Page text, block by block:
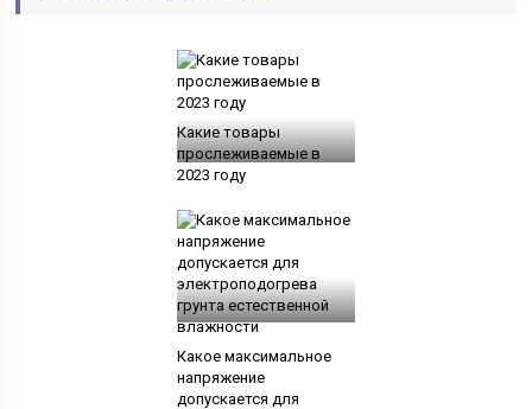
Какие товары
прослеживаемые в
2023 году
Какое максимальное
напряжение
допускается для